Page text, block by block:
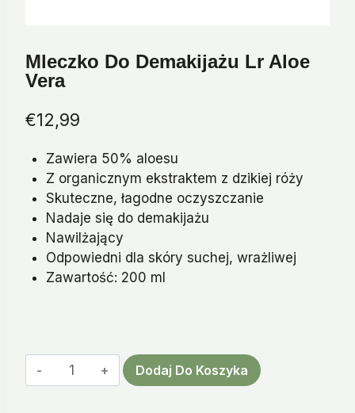
Mleczko Do Demakijażu Lr Aloe
Vera
€12,99
Zawiera 50% aloesu
Z organicznym ekstraktem z dzikiej róży
Skuteczne, łagodne oczyszczanie
Nadaje się do demakijażu
Nawilżający
Odpowiedni dla skóry suchej, wrażliwej
Zawartość: 200 ml
ilość
Mleczko
Dodaj Do Koszyka